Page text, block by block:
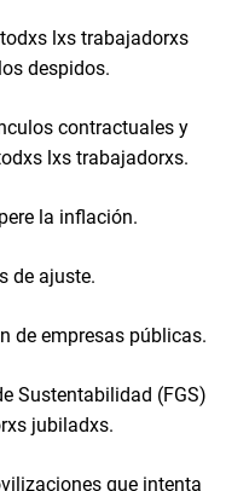
lxs trabajadorxs
despidos.
contractuales y
lxs trabajadorxs.
la inflación.
de ajuste.
de empresas públicas.
Sustentabilidad (FGS)
jubiladxs.
que intenta